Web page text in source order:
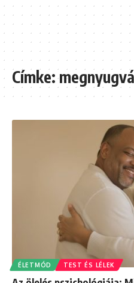
Címke:
ÉLETMÓD TEST ÉS LÉLEK